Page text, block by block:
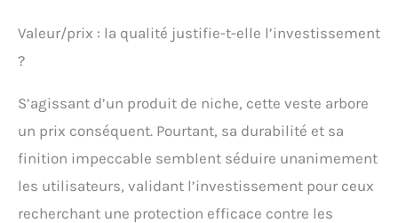
Valeur/prix : la qualité justifie-t-elle l’investissement
?
S’agissant d’un produit de niche, cette veste arbore
un prix conséquent. Pourtant, sa durabilité et sa
finition impeccable semblent séduire unanimement
les utilisateurs, validant l’investissement pour ceux
recherchant une protection efficace contre les